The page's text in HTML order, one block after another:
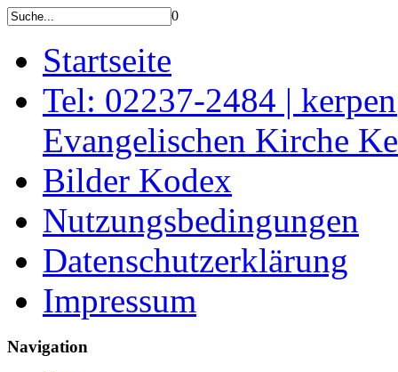
0
Startseite
Tel: 02237-2484 |
Evangelischen Kirche
Bilder Kodex
Nutzungsbedingungen
Datenschutzerklärung
Impressum
Navigation